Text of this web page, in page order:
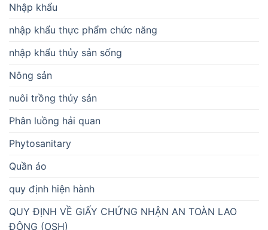
Nhập khẩu
nhập khẩu thực phẩm chức năng
nhập khẩu thủy sản sống
Nông sản
nuôi trồng thủy sản
Phân luồng hải quan
Phytosanitary
Quần áo
quy định hiện hành
QUY ĐỊNH VỀ GIẤY CHỨNG NHẬN AN TOÀN LAO
ĐỘNG (OSH)